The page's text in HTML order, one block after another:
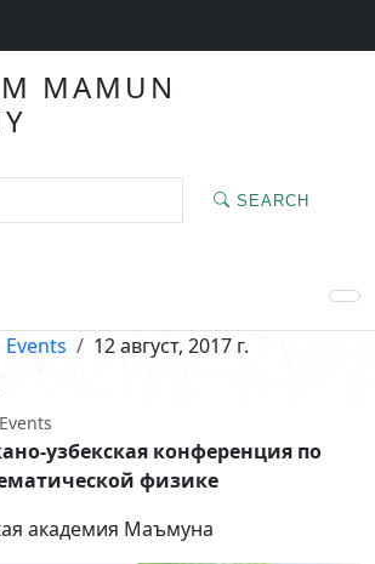
MAMUN
SEARCH
Events 12 август, 2017 г.
Events
узбекская конференция по
физике
академия Маъмуна